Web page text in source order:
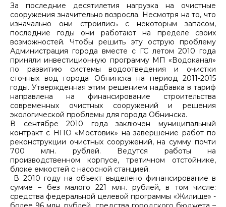
За последние десятилетия нагрузка на очистные
сооружения значительно возросла. Несмотря на то, что
изначально они строились с некоторым запасом,
последние годы они работают на пределе своих
возможностей. Чтобы решить эту острую проблему
Администрация города вместе с ГС летом 2010 года
приняли инвестиционную программу МП «Водоканал»
по развитию системы водоотведения и очистки
сточных вод города Обнинска на период 2011-2015
годы. Утвержденная этим решением надбавка в тариф
направлена на финансирование строительства
современных очистных сооружений и решения
экологической проблемы для города Обнинска.
В сентябре 2010 года заключен муниципальный
контракт с НПО «Мостовик» на завершение работ по
реконструкции очистных сооружений, на сумму почти
700 млн. рублей. Ведутся работы на
производственном корпусе, третичном отстойнике,
блоке емкостей с насосной станцией.
В 2010 году на объект выделено финансирование в
сумме – без малого 221 млн. рублей, в том числе:
средства федеральной целевой программы «Жилище» -